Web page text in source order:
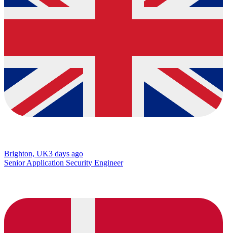
Brighton, UK3 days ago
Senior Application Security Engineer